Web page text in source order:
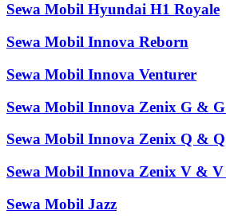
Sewa Mobil Hyundai H1 Royale
Sewa Mobil Innova Reborn
Sewa Mobil Innova Venturer
Sewa Mobil Innova Zenix G &
Sewa Mobil Innova Zenix Q &
Sewa Mobil Innova Zenix V &
Sewa Mobil Jazz